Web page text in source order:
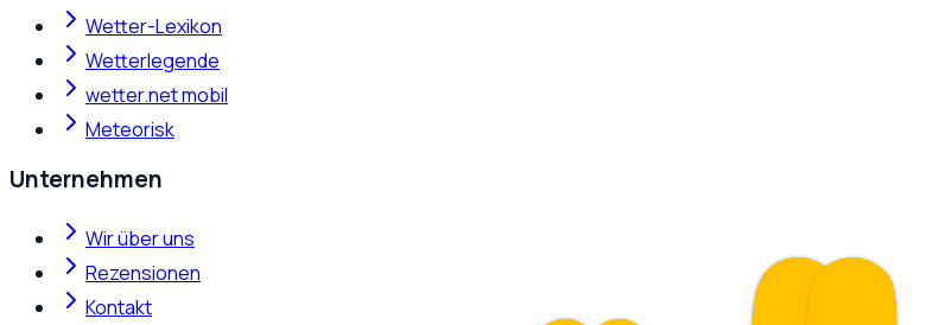
Wetter-Lexikon
Wetterlegende
wetter.net mobil
Meteorisk
Unternehmen
Wir über uns
Rezensionen
Kontakt